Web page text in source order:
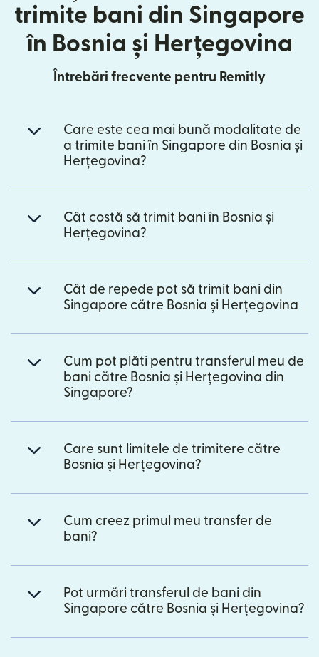
trimite bani din Singapore
în Bosnia și Herțegovina
Întrebări frecvente pentru Remitly
Care este cea mai bună modalitate de
a trimite bani în Singapore din Bosnia și
Herțegovina?
Cât costă să trimit bani în Bosnia și
Herțegovina?
Cât de repede pot să trimit bani din
Singapore către Bosnia și Herțegovina
Cum pot plăti pentru transferul meu de
bani către Bosnia și Herțegovina din
Singapore?
Care sunt limitele de trimitere către
Bosnia și Herțegovina?
Cum creez primul meu transfer de
bani?
Pot urmări transferul de bani din
Singapore către Bosnia și Herțegovina?